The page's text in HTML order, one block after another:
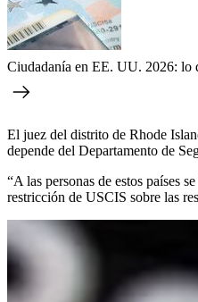
Ciudadanía en EE. UU. 2026: lo
El juez del distrito de Rhode
depende del Departamento de
“A las personas de estos países
restricción de USCIS sobre las